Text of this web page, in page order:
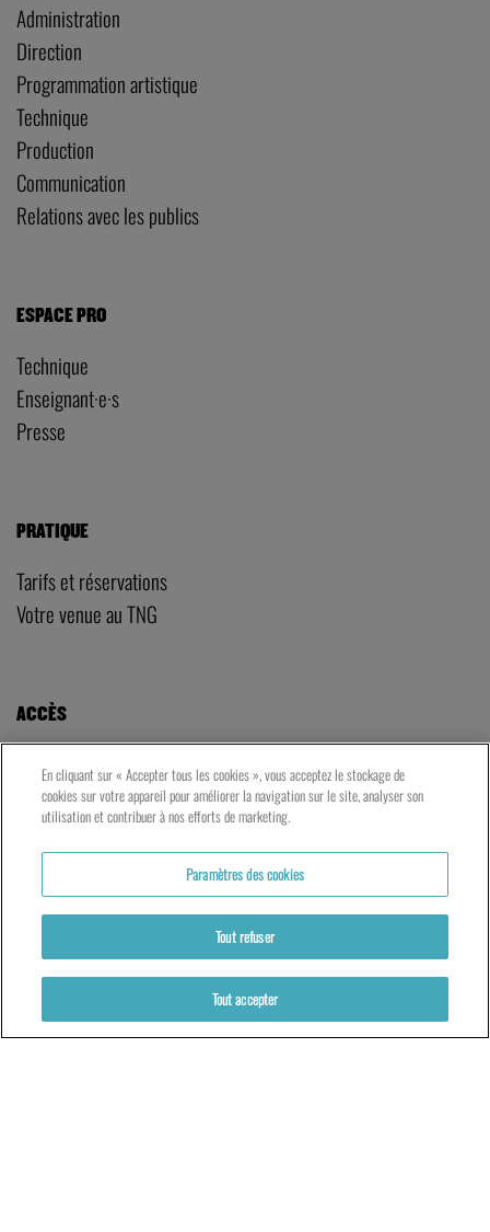
Administration
Direction
Programmation artistique
Technique
Production
Communication
Relations avec les publics
ESPACE PRO
Technique
Enseignant·e·s
Presse
PRATIQUE
Tarifs et réservations
Votre venue au TNG
ACCÈS
LE TNG – VAISE
23 rue de Bourgogne – Lyon 9ème
LES ATELIERS – PRESQU’ÎLE
5 rue du Petit David – Lyon 2ème
En cliquant sur « Accepter tous les cookies », vous acceptez le stockage de
cookies sur votre appareil pour améliorer la navigation sur le site, analyser son
utilisation et contribuer à nos efforts de marketing.
Paramètres des cookies
Tout refuser
Tout accepter